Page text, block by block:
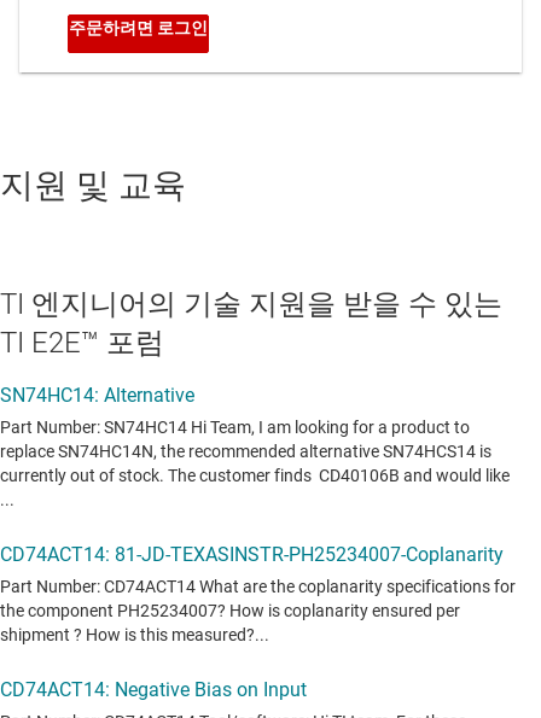
지원 및 교육
TI 엔지니어의 기술 지원을 받을 수 있는
TI E2E™ 포럼